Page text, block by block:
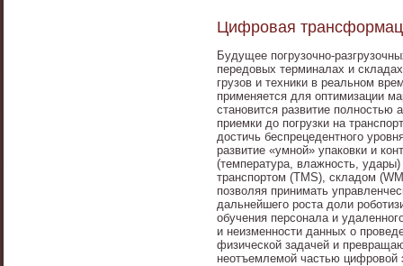
Цифровая
Будущее погрузочно-
передовых терминалах и
грузов и техники в реальном
применяется для оптимизации
становится развитие полностью
приемки до погрузки на
достичь беспрецедентного
развитие «умной» упаковки и
(температура, влажность,
транспортом (TMS), складом
позволяя принимать
дальнейшего роста доли
обучения персонала и
и неизменности данных о
физической задачей и
неотъемлемой частью цифровой